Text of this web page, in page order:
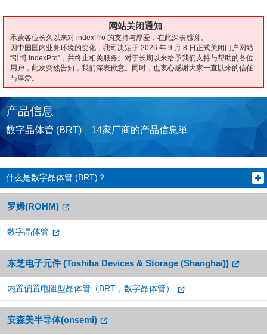
网站关闭通知
承蒙各位长久以来对 indexPro 的支持与厚爱，在此深表感谢。
因中国国内业务环境的变化，我司决定于 2026 年 9 月 8 日正式关闭门户网站
“引博 indexPro”，并终止相关服务。对于长期以来给予我们支持与帮助的各位
用户，此次突然告知，我们深表歉意。同时，也衷心感谢大家一直以来的信任
与厚爱。
产品信息
数字晶体管 (BRT) 14家厂商的产品信息単
什么是数字晶体管 (BRT)？
罗姆(ROHM)
数字晶体管
东芝电子元件 (Toshiba Devices & Storage (Shanghai))
内置偏置电阻型晶体管（BRT，数字晶体管）
安森美半导体(onsemi)